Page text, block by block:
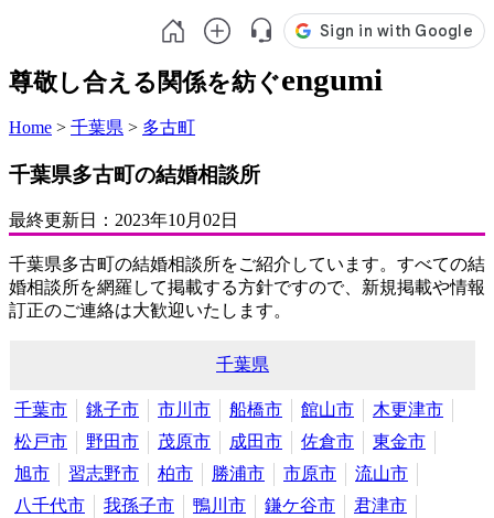
尊敬し合える関係を紡ぐengumi
Home > 千葉県 > 多古町
千葉県多古町の結婚相談所
最終更新日： 2023年10月02日
千葉県多古町の結婚相談所をご紹介しています。すべての結
婚相談所を網羅して掲載する方針ですので、新規掲載や情報
訂正のご連絡は大歓迎いたします。
千葉県
千葉市 銚子市 市川市 船橋市 館山市
木更津市
松戸市
野田市 茂原市 成田市 佐倉市
東金市
旭市
習志野市 柏市 勝浦市 市原市
流山市
八千代市
我孫子市 鴨川市 鎌ケ谷市
君津市